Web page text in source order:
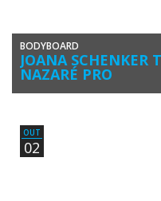
BODYBOARD
JOANA SCHENKER
NAZARÉ PRO
Joana Schenker passou o
OUT
02